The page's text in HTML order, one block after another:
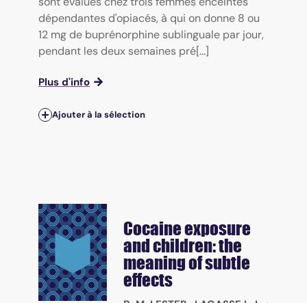
dépendantes d'opiacés, à qui on donne 8 ou
12 mg de buprénorphine sublinguale par jour,
pendant les deux semaines pré[...]
Plus d'info
Ajouter à la sélection
Cocaine exposure
and children: the
meaning of subtle
effects